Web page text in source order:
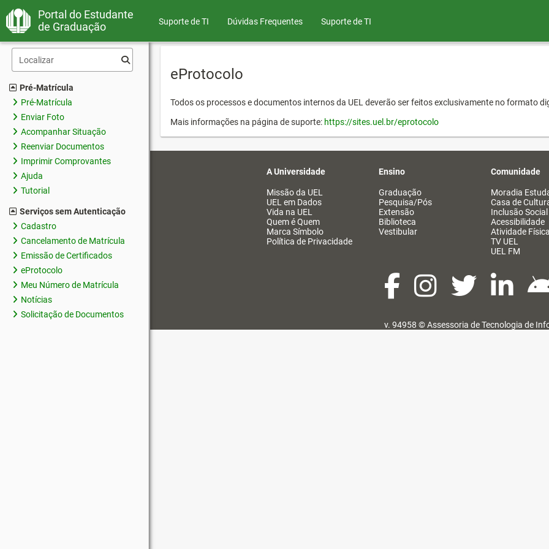
Portal do Estudante
de Graduação
Suporte de TI Dúvidas Frequentes Suporte de TI
Pré-Matrícula
Pré-Matrícula
Enviar Foto
Acompanhar Situação
Reenviar Documentos
Imprimir Comprovantes
Ajuda
Tutorial
Serviços sem Autenticação
Cadastro
Cancelamento de Matrícula
Emissão de Certificados
eProtocolo
Meu Número de Matrícula
Notícias
Solicitação de Documentos
eProtocolo
Todos os processos e documentos internos da UEL deverão ser feitos exclusivamente no formato
Mais informações na página de suporte: https://sites.uel.br/eprotocolo
A Universidade
Missão da UEL
UEL em Dados
Vida na UEL
Quem é Quem
Marca Símbolo
Política de Privacidade
Ensino
Graduação
Pesquisa/Pós
Extensão
Biblioteca
Vestibular
Comunidade
Moradia
Casa de
Inclusão Social
Acessibilidade
Atividade Física
TV UEL
UEL FM
v. 94958 ©Assessoria de Tecnologia de